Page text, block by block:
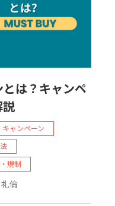
は？キャンペ
キャンペーン
規制
倫